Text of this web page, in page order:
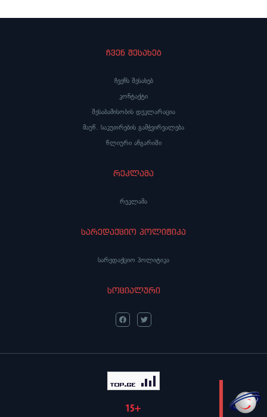
LIVE
ჩვენ შესახებ
ჩვენს შესახებ
კონტაქტი
შესაბამისობის დეკლარაცია
მაუწ. საკუთრების გამჭვირვალება
წლიური ანგარიში
რეკლამა
რეკლამა
სარედაქციო პოლიტიკა
სარედაქციო პოლიტიკა
სოციალური